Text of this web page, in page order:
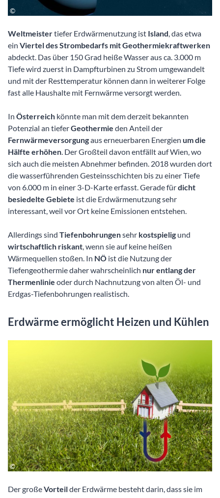
Weltmeistertiefer Erdwärmenutzung ist Island, das etwa
ein Viertel des Strombedarfs mit Geothermiekraftwerken
abdeckt. Das über 150 Grad heiße Wasser aus ca. 3.000 m
Tiefe wird zuerst in Dampfturbinen zu Strom umgewandelt
und mit der Resttemperatur können dann in weiterer Folge
fast alle Haushalte mit Fernwärme versorgt werden.
In Österreich könnte man mit dem derzeit bekannten
Potenzial an tieferGeothermie den Anteil der
Fernwärmeversorgungaus erneuerbaren Energien um die
Hälfte erhöhen. Der Großteil davon entfällt auf Wien, wo
sich auch die meisten Abnehmer befinden. 2018 wurden dort
die wasserführenden Gesteinsschichten bis zu einer Tiefe
von 6.000 m in einer 3-D-Karte erfasst. Gerade fürdicht
besiedelte Gebiete ist die Erdwärmenutzung sehr
interessant, weil vor Ort keine Emissionen entstehen.
Allerdings sind Tiefenbohrungensehr kostspielig und
wirtschaftlich riskant, wenn sie auf keine heißen
Wärmequellen stoßen. In NÖ ist die Nutzung der
Tiefengeothermie daher wahrscheinlich nur entlang der
Thermenlinie oder durch Nachnutzung von alten Öl- und
Erdgas-Tiefenbohrungen realistisch.
Erdwärme ermöglicht Heizen und Kühlen
Der großeVorteilder Erdwärme besteht darin, dass sie im